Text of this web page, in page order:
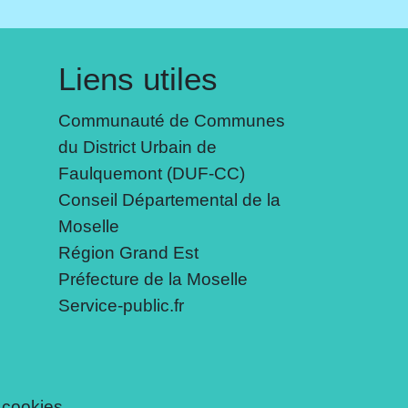
Liens utiles
Communauté de Communes
du District Urbain de
Faulquemont (DUF-CC)
Conseil Départemental de la
Moselle
Région Grand Est
Préfecture de la Moselle
Service-public.fr